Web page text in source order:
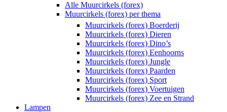
Alle Muurcirkels (forex)
Muurcirkels (forex) per thema
Muurcirkels (forex) Boerderij
Muurcirkels (forex) Dieren
Muurcirkels (forex) Dino’s
Muurcirkels (forex) Eenhoorns
Muurcirkels (forex) Jungle
Muurcirkels (forex) Paarden
Muurcirkels (forex) Sport
Muurcirkels (forex) Voertuigen
Muurcirkels (forex) Zee en Strand
Lampen